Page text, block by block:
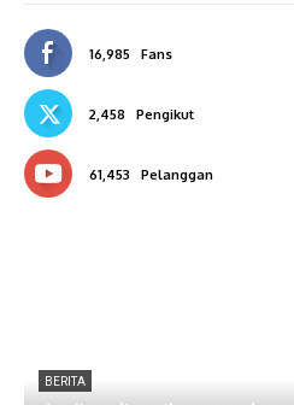
16,985 Fans
2,458 Pengikut
61,453 Pelanggan
BERITA